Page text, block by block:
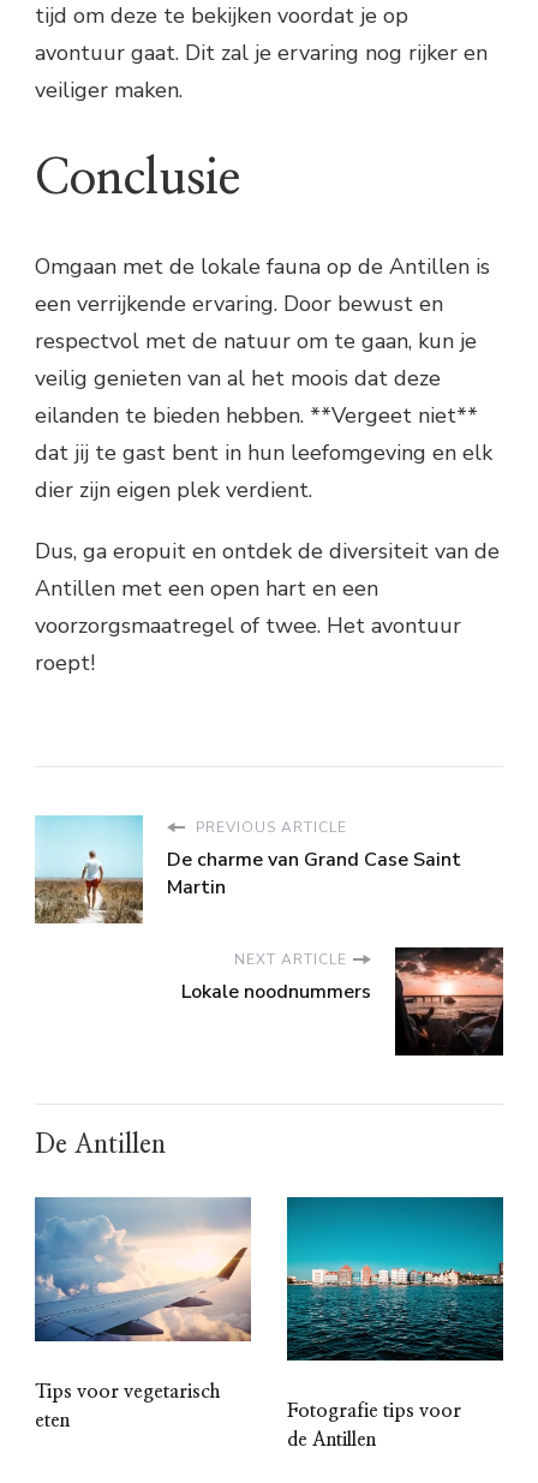
tijd om deze te bekijken voordat je op
avontuur gaat. Dit zal je ervaring nog rijker en
veiliger maken.
Conclusie
Omgaan met de lokale fauna op de Antillen is
een verrijkende ervaring. Door bewust en
respectvol met de natuur om te gaan, kun je
veilig genieten van al het moois dat deze
eilanden te bieden hebben. **Vergeet niet**
dat jij te gast bent in hun leefomgeving en elk
dier zijn eigen plek verdient.
Dus, ga eropuit en ontdek de diversiteit van de
Antillen met een open hart en een
voorzorgsmaatregel of twee. Het avontuur
roept!
PREVIOUS ARTICLE
De charme van Grand Case Saint
Martin
NEXT ARTICLE
Lokale noodnummers
De Antillen
Tips voor vegetarisch
eten
Fotografie tips voor
de Antillen